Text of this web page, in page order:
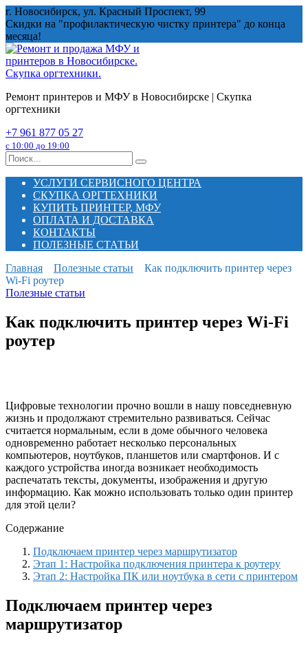
Перейти
к
содержанию
г. Новосибирск, ул. Красный Проспект, 99
Скидки на "профилактическую чистку принтера" до конца
месяца!
Ремонт принтеров и МФУ в Новосибирске | Скупка
оргтехники
+7 961 877 05 27
с 10:00 до 19:00
Search
for:
УСЛУГИ СЕРВИСНОГО ЦЕНТРА
СКУПКА ОРГТЕХНИКИ
КУПИТЬ ПРИНТЕР, МФУ
ОПЛАТА И ДОСТАВКА
КОНТАКТЫ
ПОЛЕЗНЫЕ СТАТЬИ
Главная
Полезные статьи
Как подключить принтер через
Wi-Fi роутер
Полезные статьи
Как подключить принтер через Wi-Fi
роутер
Цифровые технологии прочно вошли в нашу повседневную
жизнь и продолжают стремительно развиваться. Сейчас
считается нормальным, если в доме обычного человека
одновременно работает несколько персональных
компьютеров, ноутбуков, планшетов или смартфонов. И с
каждого устройства иногда возникает необходимость
распечатать тексты, документы, изображения и другую
информацию. Как можно использовать только один принтер
для этой цели?
Содержание
Подключаем принтер через маршрутизатор
Этап 1: Настройка подключения принтера к роутеру
Этап 2: Настройка ПК или ноутбука в сети с принтером
Подключаем принтер через
маршрутизатор